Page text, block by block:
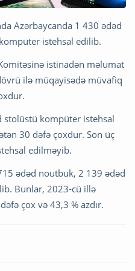
Azərbaycanda 1 430 ədəd
istehsal edilib.
istinadən məlumat
ilə müqayisədə müvafiq
stolüstü kompüter istehsal
30 dəfə çoxdur. Son üç
edilməyib.
ədəd noutbuk, 2 139 ədəd
Bunlar, 2023-cü illə
çox və 43,3 % azdır.